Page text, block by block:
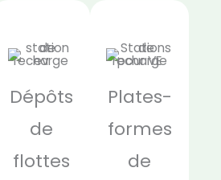
Dépôts
de
flottes
Plates-
formes
de